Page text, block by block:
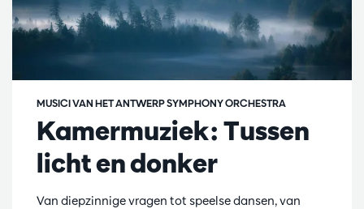
Kamermuziek: Tussen
licht en donker
MUSICI VAN HET ANTWERP SYMPHONY ORCHESTRA
Van diepzinnige vragen tot speelse dansen, van